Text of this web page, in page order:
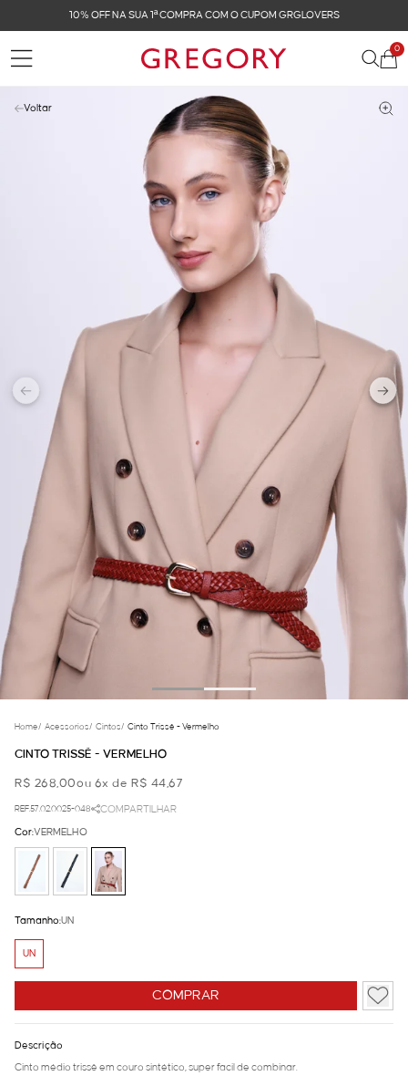
FRETE GRÁTIS NAS COMPRAS ACIMA DE R$ 899
0
Voltar
Home/ Acessorios/ Cintos/ Cinto Trissê - Vermelho
CINTO TRISSÊ - VERMELHO
R$ 268,00ou 6x de R$ 44,67
REF.57.02.0025-048 COMPARTILHAR
COMPRAR
Cor:VERMELHO
Tamanho:UN
UN
Descrição
Cinto médio trissê em couro sintético, super facil de combinar.